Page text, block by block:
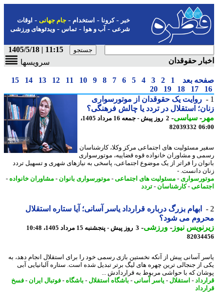
-کرونا-استخدام- جام جهانی-اوقات
شرعی-آب و هوا-تماس-ویدئوهای ورزشی
11:15 | 1405/5/18
حقوقدان
سرویسها
بعد 1
2
3
4
5
6
7
8
9
10
11
12
13
14
15
17
18
19
20
روایت یک حقوقدان از موتورسواری
استقلال در تردد یا چالش فرهنگی؟
-سیاسی-
2 روز پیش - جمعه 16 مرداد 1405،
82039332
مسئولیت های اجتماعی مرکز وکلا، کارشناسان
و مشاوران خانواده قوه قضاییه، موتورسواری
را فراتر از یک موضوع اجتماعی، پاسخی به نیازهای شهری و تسهیل تردد
دانست. -
- مسئولیت های اجتماعی-موتورسواری بانوان- مشاوران خانواده-
-کارشناسان-تردد
ابهام بزرگ درباره قرارداد یاسر آسانی؛ آیا ستاره استقلال
می شود؟
نیوز-ورزشی-3 روز پیش - پنجشنبه 15 مرداد 1405، 10:48
آسانی پیش از آنکه نخستین بازی رسمی خود را برای استقلال انجام دهد، به
از جنجالی ترین چهره های لیگ برتر تبدیل شده است. ستاره آلبانیایی آبی
که با حواشی مربوط به قراردادش ...
-استقلال-یاسر آسانی-باشگاه استقلال-باشگاه-فوتبال ایران -
فسخ